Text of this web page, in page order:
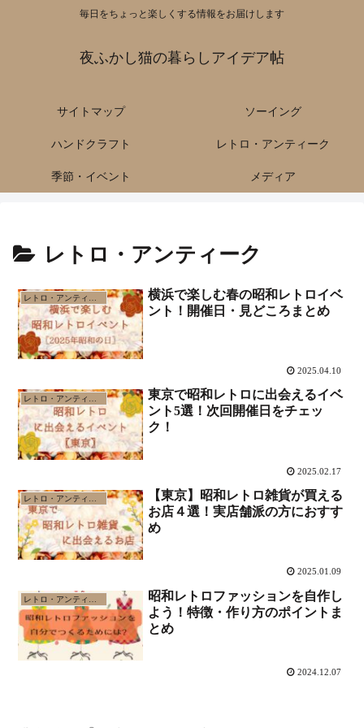
毎日をちょっと楽しくする情報をお届けします
夜ふかし猫の暮らしアイデア帖
サイトマップ ソーイング
ハンドクラフト レトロ・アンティーク
季節・イベント メディア
レトロ・アンティーク
横浜で楽しむ春の昭和レトロイベ
ント！開催日・見どころまとめ
2025.04.10
東京で昭和レトロに出会えるイベ
ント5選！次回開催日をチェッ
ク！
2025.02.17
レトロ・アンティーク
【東京】昭和レトロ雑貨が買える
お店４選！実店舗派の方におすす
め
2025.01.09
昭和レトロファッションを自作し
よう！特徴・作り方のポイントま
とめ
2024.12.07